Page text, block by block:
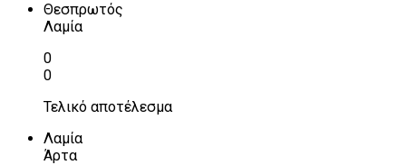
Θεσπρωτός
Λαμία
0
0
Τελικό αποτέλεσμα
Λαμία
Άρτα